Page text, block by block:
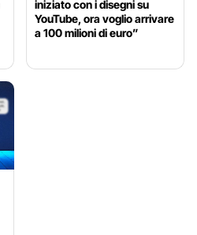
iniziato con i disegni su
YouTube, ora voglio arrivare
a 100 milioni di euro”